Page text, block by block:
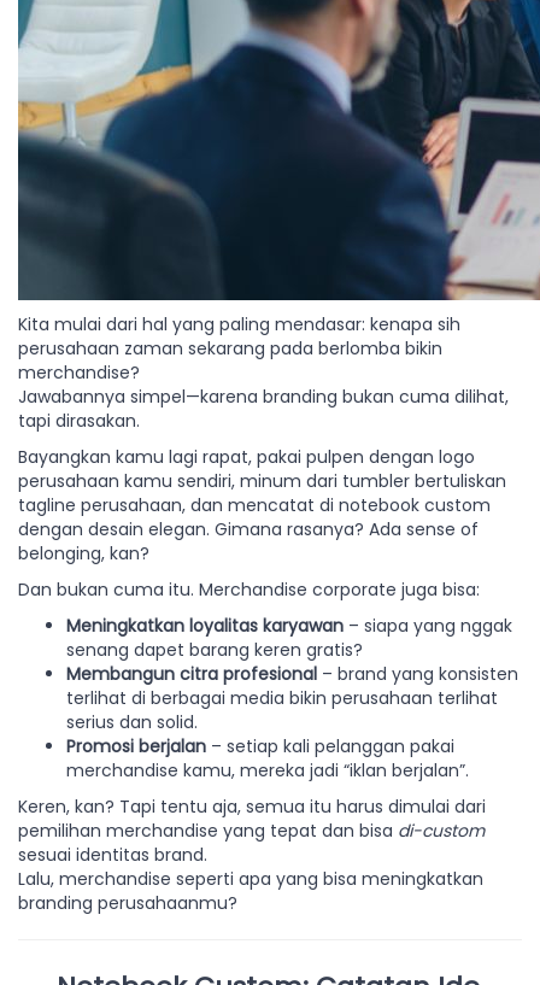
Kita mulai dari hal yang paling mendasar: kenapa sih
perusahaan zaman sekarang pada berlomba bikin
merchandise?
Jawabannya simpel—karena branding bukan cuma dilihat,
tapi dirasakan.
Bayangkan kamu lagi rapat, pakai pulpen dengan logo
perusahaan kamu sendiri, minum dari tumbler bertuliskan
tagline perusahaan, dan mencatat di notebook custom
dengan desain elegan. Gimana rasanya? Ada sense of
belonging, kan?
Dan bukan cuma itu. Merchandise corporate juga bisa:
Meningkatkan loyalitas karyawan – siapa yang nggak
senang dapet barang keren gratis?
Membangun citra profesional – brand yang konsisten
terlihat di berbagai media bikin perusahaan terlihat
serius dan solid.
Promosi berjalan – setiap kali pelanggan pakai
merchandise kamu, mereka jadi “iklan berjalan”.
Keren, kan? Tapi tentu aja, semua itu harus dimulai dari
pemilihan merchandise yang tepat dan bisa di-custom
sesuai identitas brand.
Lalu, merchandise seperti apa yang bisa meningkatkan
branding perusahaanmu?